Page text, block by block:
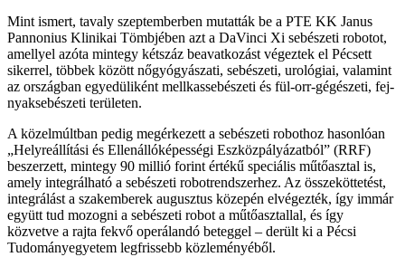
Mint ismert, tavaly szeptemberben mutatták be a PTE KK Janus
Pannonius Klinikai Tömbjében azt a DaVinci Xi sebészeti robotot,
amellyel azóta mintegy kétszáz beavatkozást végeztek el Pécsett
sikerrel, többek között nőgyógyászati, sebészeti, urológiai, valamint
az országban egyedüliként mellkassebészeti és fül-orr-gégészeti, fej-
nyaksebészeti területen.
A közelmúltban pedig megérkezett a sebészeti robothoz hasonlóan
„Helyreállítási és Ellenállóképességi Eszközpályázatból” (RRF)
beszerzett, mintegy 90 millió forint értékű speciális műtőasztal is,
amely integrálható a sebészeti robotrendszerhez. Az összeköttetést,
integrálást a szakemberek augusztus közepén elvégezték, így immár
együtt tud mozogni a sebészeti robot a műtőasztallal, és így
közvetve a rajta fekvő operálandó beteggel – derült ki a Pécsi
Tudományegyetem legfrissebb közleményéből.